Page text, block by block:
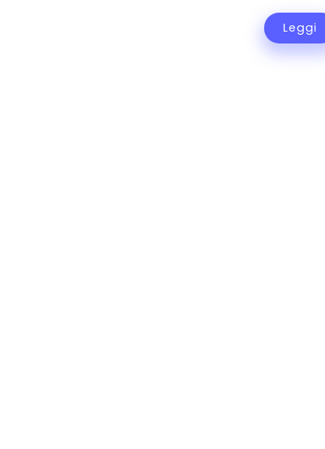
Leggi